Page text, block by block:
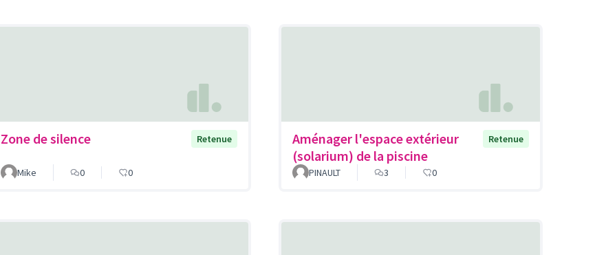
Zone de silence Retenue
Mike 0 0
Aménager l'espace extérieur
(solarium) de la piscine
Retenue
PINAULT 3 0